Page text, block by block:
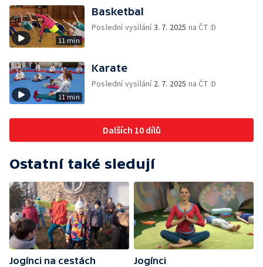
11 min
Basketbal
Poslední vysílání3. 7. 2025 na ČT :D
11 min
Karate
Poslední vysílání 2. 7. 2025 na ČT :D
Dalších 10 dílů
Ostatní také sledují
Jogínci na cestách
Jogínci